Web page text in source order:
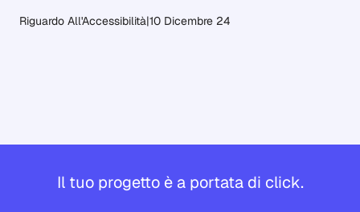
Riguardo All'Accessibilità|10 Dicembre 24
Il tuo progetto è a portata di click.